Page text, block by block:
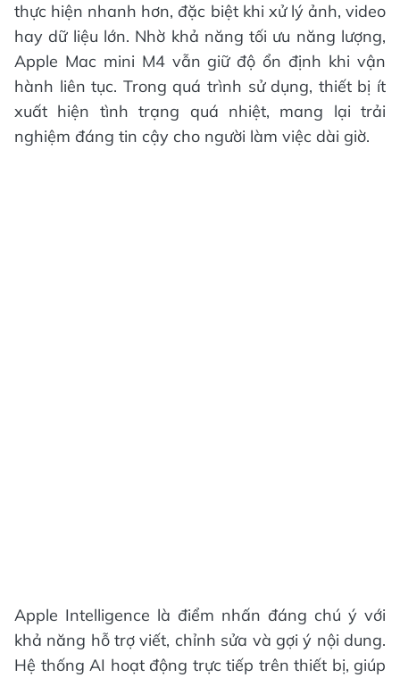
thực hiện nhanh hơn, đặc biệt khi xử lý ảnh, video
hay dữ liệu lớn. Nhờ khả năng tối ưu năng lượng,
Apple Mac mini M4 vẫn giữ độ ổn định khi vận
hành liên tục. Trong quá trình sử dụng, thiết bị ít
xuất hiện tình trạng quá nhiệt, mang lại trải
nghiệm đáng tin cậy cho người làm việc dài giờ.
Apple Intelligence là điểm nhấn đáng chú ý với
khả năng hỗ trợ viết, chỉnh sửa và gợi ý nội dung.
Hệ thống AI hoạt động trực tiếp trên thiết bị, giúp